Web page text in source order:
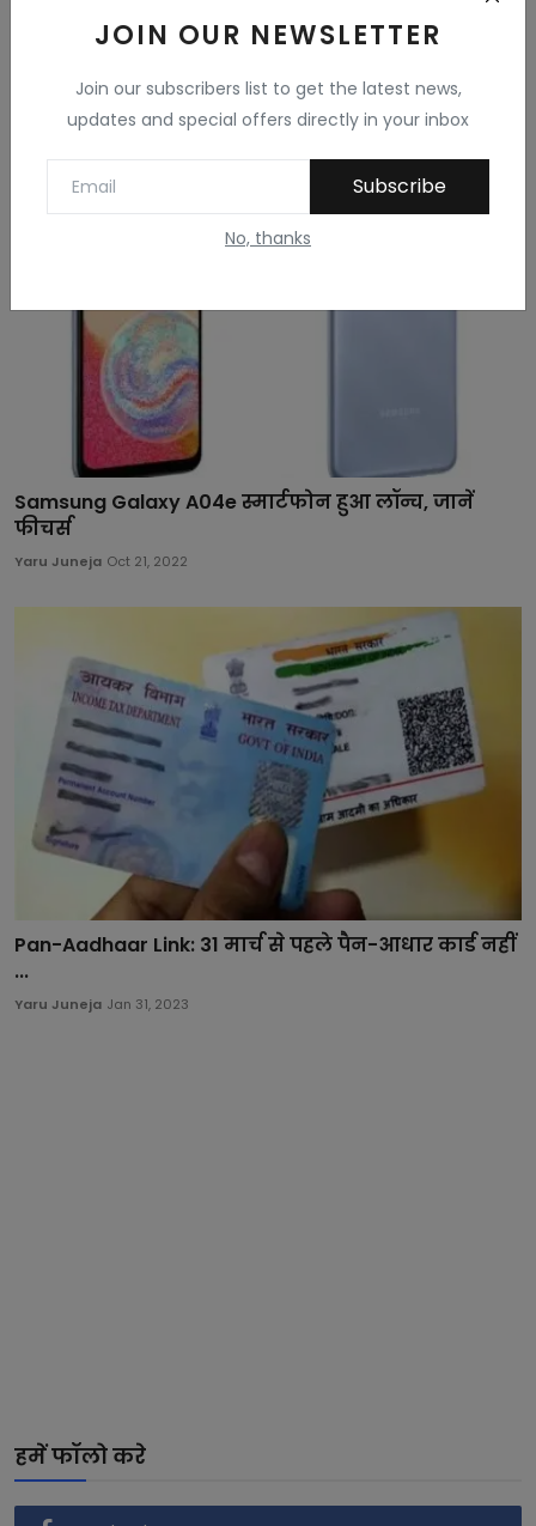
JOIN OUR NEWSLETTER
Join our subscribers list to get the latest news,
updates and special offers directly in your inbox
Subscribe
No, thanks
Balusingh Purohit Dec 5, 2022
Samsung Galaxy A04e स्मार्टफोन हुआ लॉन्च, जानें
फीचर्स
Yaru Juneja Oct 21, 2022
Pan-Aadhaar Link: 31 मार्च से पहले पैन-आधार कार्ड नहीं
...
Yaru Juneja Jan 31, 2023
हमें फॉलो करे